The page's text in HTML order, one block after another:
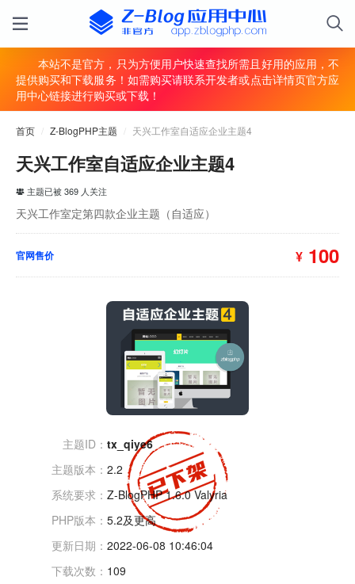
本站不是官方，只为方便用户快速查找所需且好用的应用，不
提供购买和下载服务！如需购买请联系开发者或点击详情页官方应
用中心链接进行购买或下载！
首页 Z-BlogPHP主题 天兴工作室自适应企业主题4
天兴工作室自适应企业主题4
主题已被 369 人关注
天兴工作室定第四款企业主题（自适应）
¥ 100
官网售价
主题ID： tx_qiye6
主题版本： 2.2
系统要求： Z-BlogPHP 1.6.0 Valyria
PHP版本： 5.2及更高
更新日期： 2022-06-08 10:46:04
下载次数： 109